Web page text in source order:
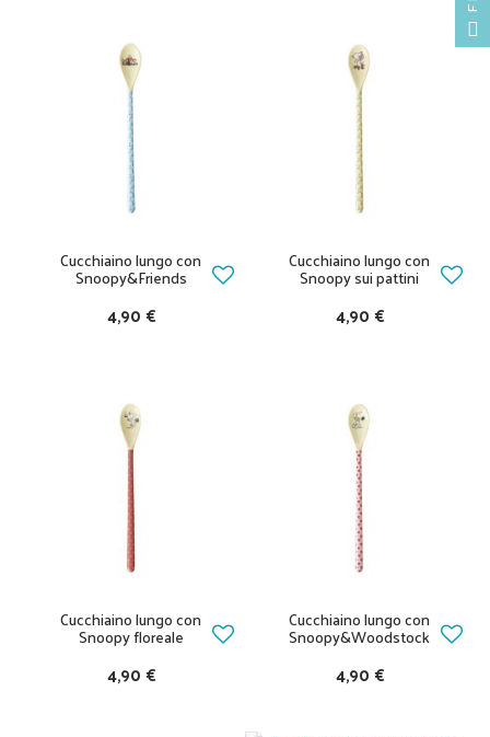
Cucchiaino lungo con
Snoopy&Friends
4,90 €
Cucchiaino lungo con
Snoopy sui pattini
4,90 €
Cucchiaino lungo con
Snoopy floreale
4,90 €
Cucchiaino lungo con
Snoopy&Woodstock
4,90 €